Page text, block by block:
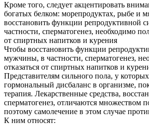
Кроме того, следует акцентировать
богатых белком: морепродуктах, рыбе и
восстановить функции репродуктивной
частности, сперматогенез, необходимо
от спиртных напитков и курения
Чтобы восстановить функции
мужчины, в частности, сперматогенез,
отказаться от спиртных напитков и
Представителям сильного пола, у
гормональный дисбаланс в организме,
терапия. Лекарственные средства,
сперматогенез, отличаются множеством
поэтому самолечение в этом случае
К ним относят: